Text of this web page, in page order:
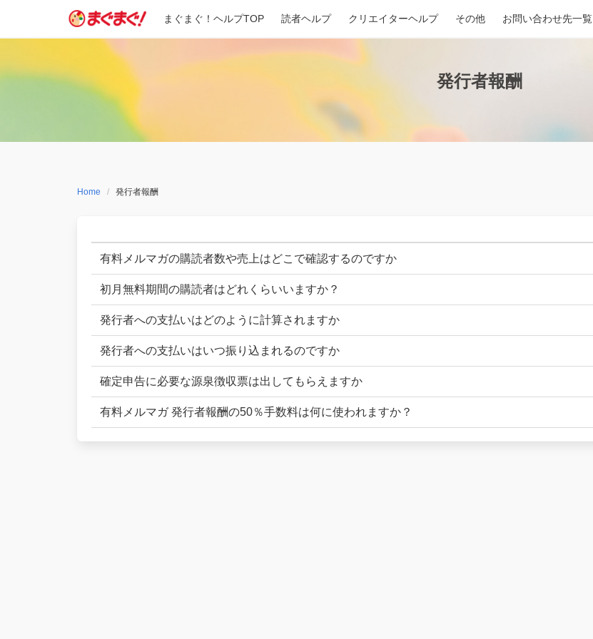
まぐまぐ！ヘルプTOP 読者ヘルプ クリエイターヘルプ その他 お問い合わせ先一覧
発行者報酬
Home 発行者報酬
有料メルマガの購読者数や売上はどこで確認するのですか
初月無料期間の購読者はどれくらいいますか？
発行者への支払いはどのように計算されますか
発行者への支払いはいつ振り込まれるのですか
確定申告に必要な源泉徴収票は出してもらえますか
有料メルマガ 発行者報酬の50％手数料は何に使われますか？